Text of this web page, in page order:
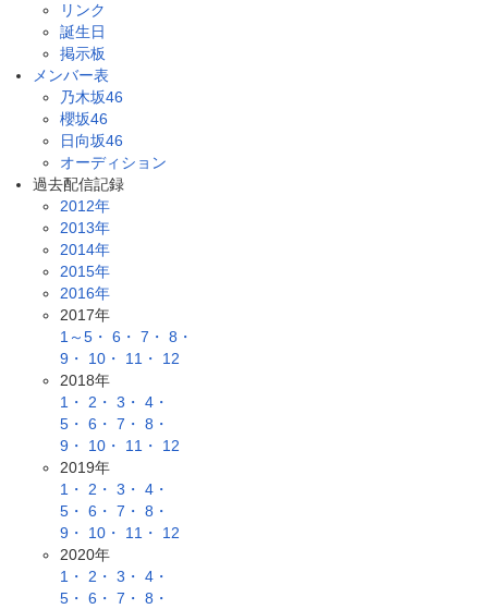
リンク
誕生日
掲示板
メンバー表
乃木坂46
櫻坂46
日向坂46
オーディション
過去配信記録
2012年
2013年
2014年
2015年
2016年
2017年
1～5・ 6・ 7・ 8・
9・
10・ 11・
12
2018年
1・ 2・ 3・ 4・
5・ 6・ 7・ 8・
9・
10・ 11・
12
2019年
1・ 2・ 3・ 4・
5・ 6・ 7・ 8・
9・
10・ 11・
12
2020年
1・ 2・ 3・ 4・
5・ 6・ 7・ 8・